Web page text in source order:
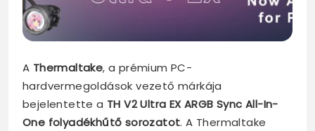
A Thermaltake, a prémium PC-
hardvermegoldások vezető márkája
bejelentette a TH V2 Ultra EX ARGB Sync All-In-
One folyadékhűtő sorozatot. A Thermaltake